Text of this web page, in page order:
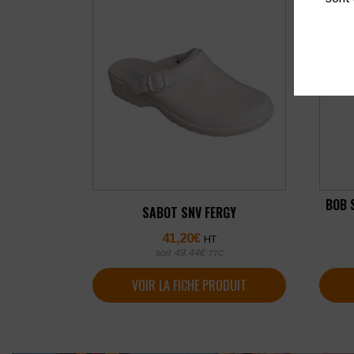
SABOT SNV FERGY
41,20€ HT
soit 49,44€ TTC
VOIR LA FICHE PRODUIT
BOB